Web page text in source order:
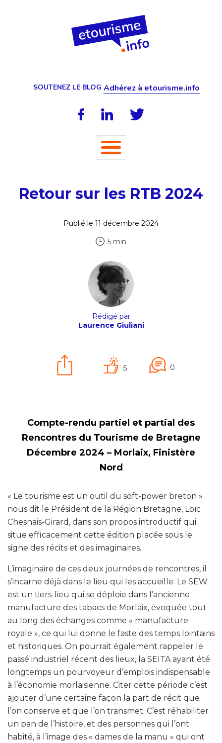
SOUTENEZ LE BLOG Adhérez à etourisme.info
Retour sur les RTB 2024
Publié le 11 décembre 2024
5 min
Rédigé par
Laurence Giuliani
5 0
Compte-rendu partiel et partial des
Rencontres du Tourisme de Bretagne
Décembre 2024 – Morlaix, Finistère
Nord
« Le tourisme est un outil du soft-power breton »
nous dit le Président de la Région Bretagne, Loïc
Chesnais-Girard, dans son propos introductif qui
situe efficacement cette édition placée sous le
signe des récits et des imaginaires.
L’imaginaire de ces deux journées de rencontres, il
s’incarne déjà dans le lieu qui les accueille. Le SEW
est un tiers-lieu qui se déploie dans l’ancienne
manufacture des tabacs de Morlaix, évoquée tout
au long des échanges comme « manufacture
royale », ce qui lui donne le faste des temps lointains
et historiques. On pourrait également rappeler le
passé industriel récent des lieux, la SEITA ayant été
longtemps un pourvoyeur d’emplois indispensable
à l’économie morlaisienne. Citer cette période c’est
ajouter d’une certaine façon la part de récit que
l’on conserve et que l’on transmet. C’est réhabiliter
un pan de l’histoire, et des personnes qui l’ont
habité, à l’image des « dames de la manu » qui ont